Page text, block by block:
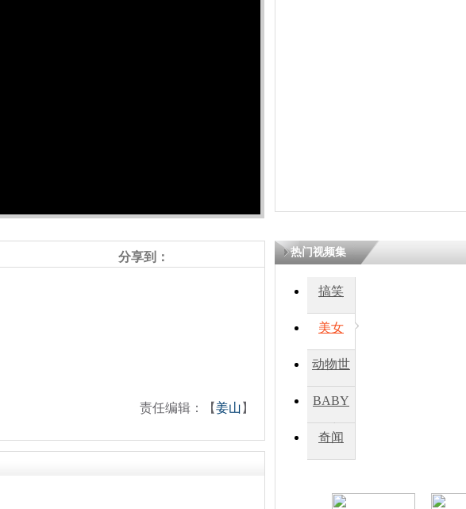
分享到：
责任编辑：【姜山 】
热门视频集
搞笑
美女
动物世
BABY
秀
奇闻